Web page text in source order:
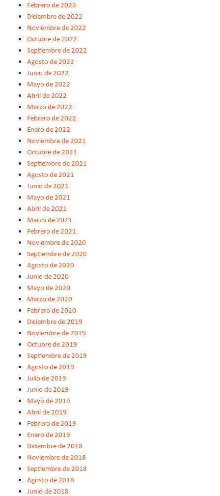
Febrero de 2023
Diciembre de 2022
Noviembre de 2022
Octubre de 2022
Septiembre de 2022
Agosto de 2022
Junio de 2022
Mayo de 2022
Abril de 2022
Marzo de 2022
Febrero de 2022
Enero de 2022
Noviembre de 2021
Octubre de 2021
Septiembre de 2021
Agosto de 2021
Junio de 2021
Mayo de 2021
Abril de 2021
Marzo de 2021
Febrero de 2021
Noviembre de 2020
Septiembre de 2020
Agosto de 2020
Junio de 2020
Mayo de 2020
Marzo de 2020
Febrero de 2020
Diciembre de 2019
Noviembre de 2019
Octubre de 2019
Septiembre de 2019
Agosto de 2019
Julio de 2019
Junio de 2019
Mayo de 2019
Abril de 2019
Febrero de 2019
Enero de 2019
Diciembre de 2018
Noviembre de 2018
Septiembre de 2018
Agosto de 2018
Junio de 2018